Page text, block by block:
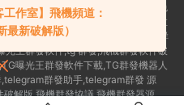
機器人群發消息,群發軟件,tg群發器免
規則,telegram群發,telegram 群發,拉
,曝光王飛機群發軟件,telegram自動群
王群發軟件,tg 群發,飛機群發軟件破
曝光王群發軟件下載,TG群發機器人
群發助手,telegram群發 源
解版,飛機群發協議,飛機群發器源
作室】飛機頻道：
最新破解版）